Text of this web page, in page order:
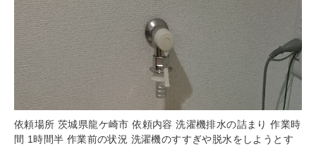
依頼場所 茨城県龍ケ崎市 依頼内容 洗濯機排水の詰まり 作業時
間 1時間半 作業前の状況 洗濯機のすすぎや脱水をしようとす